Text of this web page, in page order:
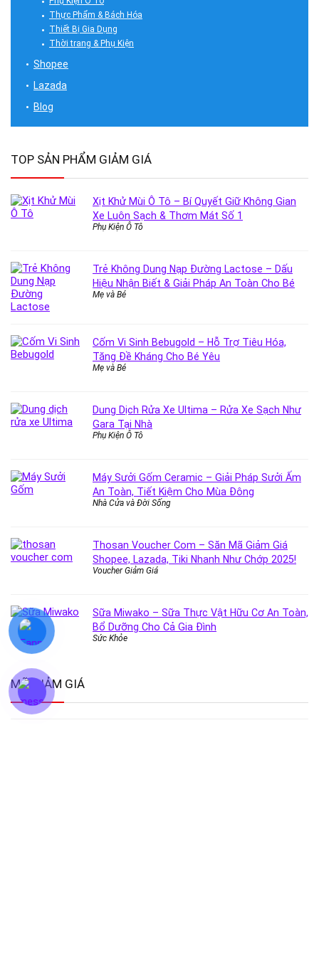
Thực Phẩm & Bách Hóa
Thiết Bị Gia Dụng
Thời trang & Phụ Kiện
Shopee
Lazada
Blog
TOP SẢN PHẨM GIẢM GIÁ
Xịt Khử Mùi Ô Tô – Bí Quyết Giữ Không Gian
Xe Luôn Sạch & Thơm Mát Số 1
Phụ Kiện Ô Tô
Trẻ Không Dung Nạp Đường Lactose – Dấu
Hiệu Nhận Biết & Giải Pháp An Toàn Cho Bé
Mẹ và Bé
Cốm Vi Sinh Bebugold – Hỗ Trợ Tiêu Hóa,
Tăng Đề Kháng Cho Bé Yêu
Mẹ và Bé
Dung Dịch Rửa Xe Ultima – Rửa Xe Sạch Như
Gara Tại Nhà
Phụ Kiện Ô Tô
Máy Sưởi Gốm Ceramic – Giải Pháp Sưởi Ấm
An Toàn, Tiết Kiệm Cho Mùa Đông
Nhà Cửa và Đời Sống
Thosan Voucher Com – Săn Mã Giảm Giá
Shopee, Lazada, Tiki Nhanh Như Chớp 2025!
Voucher Giảm Giá
Sữa Miwako – Sữa Thực Vật Hữu Cơ An Toàn,
Bổ Dưỡng Cho Cả Gia Đình
Sức Khỏe
MÃ GIẢM GIÁ